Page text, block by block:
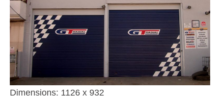
Dimensions: 1126 x 932